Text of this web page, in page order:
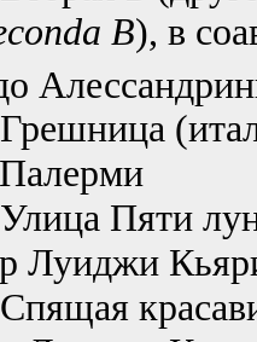
B), в
Пяти
Луиджи